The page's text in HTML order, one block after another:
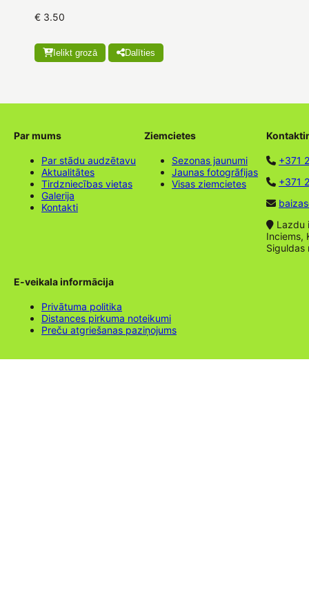
€ 3.50
Ielikt grozā Dalīties
Par mums
Par stādu audzētavu
Aktualitātes
Tirdzniecības vietas
Galerija
Kontakti
Ziemcietes
Sezonas jaunumi
Jaunas fotogrāfijas
Visas ziemcietes
+371
+371
Lazdu
Inciems,
Siguldas
E-veikala informācija
Privātuma politika
Distances pirkuma noteikumi
Preču atgriešanas paziņojums